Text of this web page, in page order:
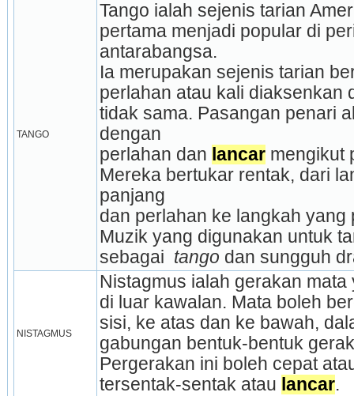
TANGO
Tango ialah sejenis tarian
pertama menjadi popular di
antarabangsa.
Ia merupakan sejenis tarian
perlahan atau kali diaksenkan
tidak sama. Pasangan penari
dengan
perlahan dan lancar mengikut
Mereka bertukar rentak, dari
panjang
dan perlahan ke langkah yang
Muzik yang digunakan untuk
sebagai tango dan sungguh
NISTAGMUS
Nistagmus ialah gerakan
di luar kawalan. Mata boleh
sisi, ke atas dan ke bawah,
gabungan bentuk-bentuk
Pergerakan ini boleh cepat
tersentak-sentak atau lancar.